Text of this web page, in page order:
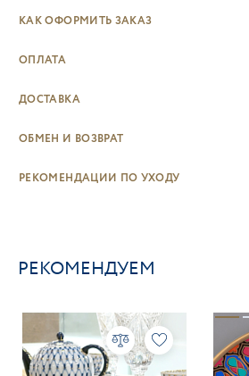
КАК ОФОРМИТЬ ЗАКАЗ
ОПЛАТА
ДОСТАВКА
ОБМЕН И ВОЗВРАТ
РЕКОМЕНДАЦИИ ПО УХОДУ
РЕКОМЕНДУЕМ